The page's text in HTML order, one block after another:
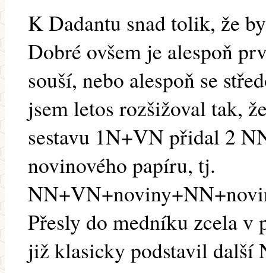
K Dadantu snad tolik, že
Dobré ovšem je alespoň
souší, nebo alespoň se
jsem letos rozšižoval tak,
sestavu 1N+VN přidal 2
novinového papíru, tj.
Přesly do medníku zcela v
již klasicky podstavil další